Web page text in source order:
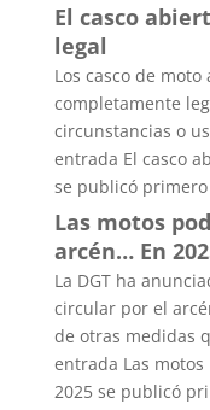
El casco
legal
Los casco de
completamente
circunstancias o
entrada El casco
se publicó
Las motos
arcén… En
La DGT ha
circular por el
de otras medidas
entrada Las
2025 se publicó